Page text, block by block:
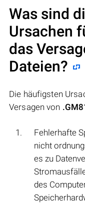
Was sind
Ursachen
das
Dateien?
Die häufigsten
Versagen von
Fehlerhafte
nicht
es zu
des